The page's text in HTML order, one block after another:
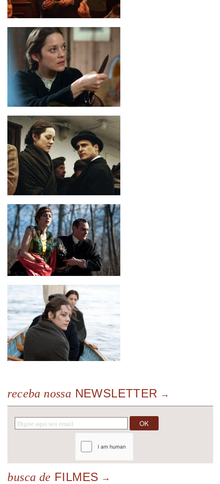
receba nossa NEWSLETTER
busca de FILMES